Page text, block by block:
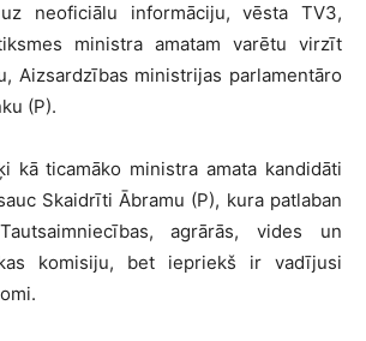
neoficiālu informāciju, vēsta TV3,
ministra amatam varētu virzīt
Aizsardzības ministrijas parlamentāro
(P).
kā ticamāko ministra amata kandidāti
Skaidrīti Ābramu (P), kura patlaban
agrārās, vides un
komisiju, bet iepriekš ir vadījusi